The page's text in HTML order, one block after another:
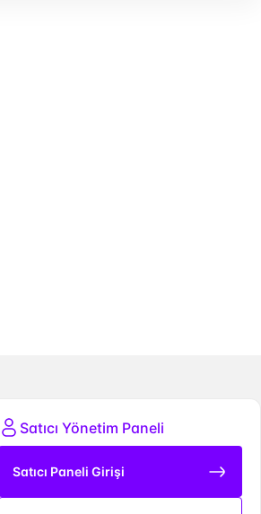
Satıcı Yönetim Paneli
Satıcı Paneli Girişi